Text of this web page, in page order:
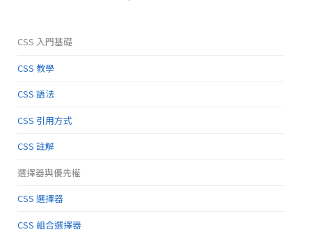
CSS 入門基礎
CSS 教學
CSS 語法
CSS 引用方式
CSS 註解
選擇器與優先權
CSS 選擇器
CSS 組合選擇器